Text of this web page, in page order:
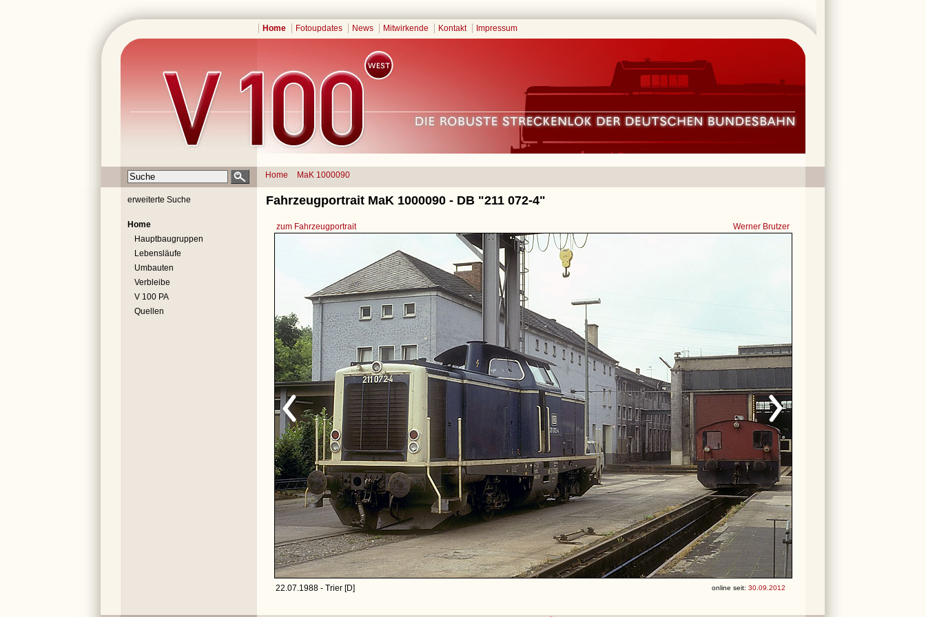
Home Fotoupdates News Mitwirkende Kontakt Impressum
Home MaK 1000090
erweiterte Suche
Home
Hauptbaugruppen
Lebensläufe
Umbauten
Verbleibe
V 100 PA
Quellen
Fahrzeugportrait MaK 1000090 - DB "211 072-4"
zum Fahrzeugportrait Werner Brutzer
22.07.1988 - Trier [D] online seit: 30.09.2012